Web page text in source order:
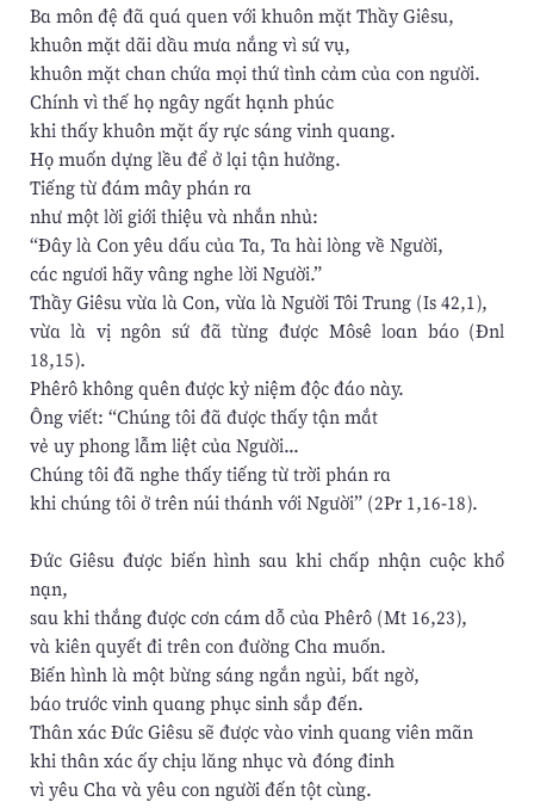
Ba môn đệ đã quá quen với khuôn mặt Thầy Giêsu,
khuôn mặt dãi dầu mưa nắng vì sứ vụ,
khuôn mặt chan chứa mọi thứ tình cảm của con người.
Chính vì thế họ ngây ngất hạnh phúc
khi thấy khuôn mặt ấy rực sáng vinh quang.
Họ muốn dựng lều để ở lại tận hưởng.
Tiếng từ đám mây phán ra
như một lời giới thiệu và nhắn nhủ:
“Ðây là Con yêu dấu của Ta, Ta hài lòng về Người,
các ngươi hãy vâng nghe lời Người.”
Thầy Giêsu vừa là Con, vừa là Người Tôi Trung (Is 42,1),
vừa là vị ngôn sứ đã từng được Môsê loan báo (Ðnl
18,15).
Phêrô không quên được kỷ niệm độc đáo này.
Ông viết: “Chúng tôi đã được thấy tận mắt
vẻ uy phong lẫm liệt của Người...
Chúng tôi đã nghe thấy tiếng từ trời phán ra
khi chúng tôi ở trên núi thánh với Người” (2Pr 1,16-18).
Ðức Giêsu được biến hình sau khi chấp nhận cuộc khổ
nạn,
sau khi thắng được cơn cám dỗ của Phêrô (Mt 16,23),
và kiên quyết đi trên con đường Cha muốn.
Biến hình là một bừng sáng ngắn ngủi, bất ngờ,
báo trước vinh quang phục sinh sắp đến.
Thân xác Ðức Giêsu sẽ được vào vinh quang viên mãn
khi thân xác ấy chịu lăng nhục và đóng đinh
vì yêu Cha và yêu con người đến tột cùng.